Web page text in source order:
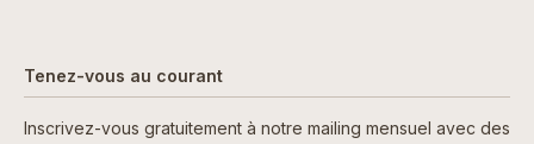
Tenez-vous au courant
Inscrivez-vous gratuitement à notre mailing mensuel avec des